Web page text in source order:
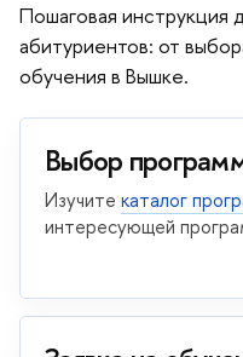
Пошаговая инструкция
абитуриентов: от
обучения в Вышке.
Выбор
Изучите каталог
интересующей